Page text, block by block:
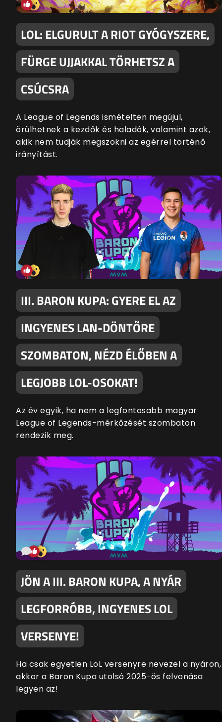
LOL: ELGURULT A RIOT GYÓGYSZERE,
FÜRGE UJJAKKAL TÖRHETSZ A
CSÚCSRA
A League of Legends ismételten megújul,
örülhetnek a kezdők és haladók, valamint azok,
akik nem tudják megszokni az egérrel történő
irányítást.
III. BARON KUPA: GYERE EL AZ
INGYENES LAN-DÖNTŐRE
SZOMBATON, NÉZD ÉLŐBEN A
LEGJOBB LOL-OSOKAT!
Az év egyik, ha nem a legfontosabb magyar
League of Legends-mérkőzését szombaton
rendezik meg.
JÖN A III. BARON KUPA, A NYÁR
LEGFORRÓBB, INGYENES LOL
VERSENYE!
Ha csak egyetlen LoL versenyre nevezel a nyáron,
akkor a Baron Kupa utolsó 2025-ös felvonása
legyen az!